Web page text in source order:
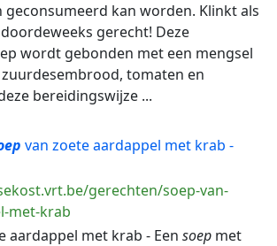
geconsumeerd kan worden. Klinkt als
gerecht! Deze
wordt gebonden met een mengsel
tomaten en
bereidingswijze ...
van zoete aardappel met krab -
gerechten/soep-van-
met-krab
aardappel met krab - Een soep met